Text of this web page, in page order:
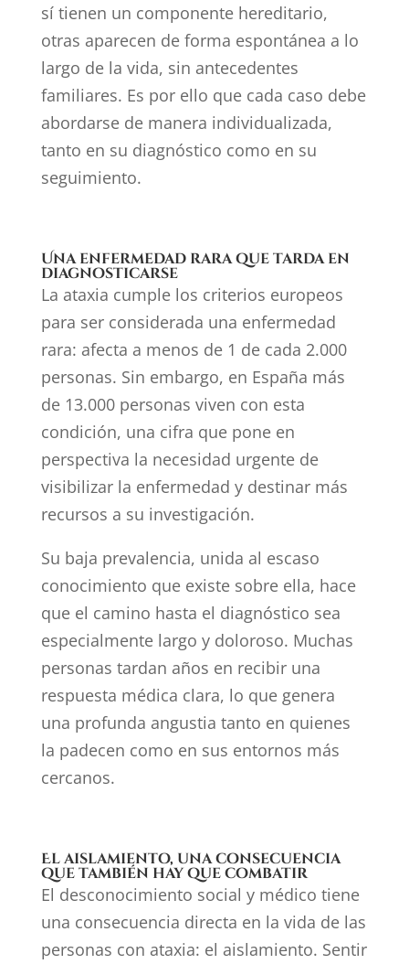
sí tienen un componente hereditario,
otras aparecen de forma espontánea a lo
largo de la vida, sin antecedentes
familiares. Es por ello que cada caso debe
abordarse de manera individualizada,
tanto en su diagnóstico como en su
seguimiento.
Una enfermedad rara que tarda en
diagnosticarse
La ataxia cumple los criterios europeos
para ser considerada una enfermedad
rara: afecta a menos de 1 de cada 2.000
personas. Sin embargo, en España más
de 13.000 personas viven con esta
condición, una cifra que pone en
perspectiva la necesidad urgente de
visibilizar la enfermedad y destinar más
recursos a su investigación.
Su baja prevalencia, unida al escaso
conocimiento que existe sobre ella, hace
que el camino hasta el diagnóstico sea
especialmente largo y doloroso. Muchas
personas tardan años en recibir una
respuesta médica clara, lo que genera
una profunda angustia tanto en quienes
la padecen como en sus entornos más
cercanos.
El aislamiento, una consecuencia
que también hay que combatir
El desconocimiento social y médico tiene
una consecuencia directa en la vida de las
personas con ataxia: el aislamiento. Sentir